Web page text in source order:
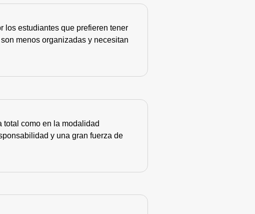
los estudiantes que prefieren tener
menos organizadas y necesitan
como en la modalidad
y una gran fuerza de